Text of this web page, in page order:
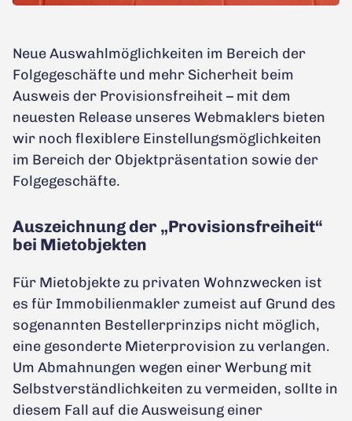
Neue Auswahlmöglichkeiten im Bereich der
Folgegeschäfte und mehr Sicherheit beim
Ausweis der Provisionsfreiheit – mit dem
neuesten Release unseres Webmaklers bieten
wir noch flexiblere Einstellungsmöglichkeiten
im Bereich der Objektpräsentation sowie der
Folgegeschäfte.
Auszeichnung der „Provisionsfreiheit“
bei Mietobjekten
Für Mietobjekte zu privaten Wohnzwecken ist
es für Immobilienmakler zumeist auf Grund des
sogenannten Bestellerprinzips nicht möglich,
eine gesonderte Mieterprovision zu verlangen.
Um Abmahnungen wegen einer Werbung mit
Selbstverständlichkeiten zu vermeiden, sollte in
diesem Fall auf die Ausweisung einer